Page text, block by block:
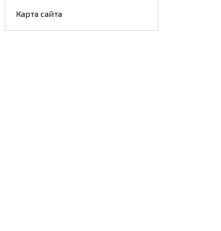
Карта сайта